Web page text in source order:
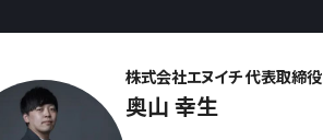
株式会社エヌイチ 代表取締
奥山 幸生